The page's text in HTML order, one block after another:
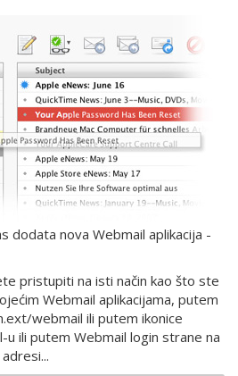
dodata nova Webmail aplikacija -
pristupiti na isti način kao što ste
Webmail aplikacijama, putem
webmail ili putem ikonice
u ili putem Webmail login strane na